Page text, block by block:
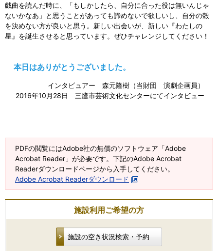
戯曲を読んだ時に、「もしかしたら、自分に合った役は無いんじゃ
ないかなあ」と思うことがあっても諦めないで欲しいし、自分の殻
を決めない方が良いと思う。新しい出会いが、新しい『わたしの
星』を誕生させると思っています。ぜひチャレンジしてください！
本日はありがとうございました。
インタビュアー 森元隆樹（当財団 演劇企画員）
2016年10月28日 三鷹市芸術文化センターにてインタビュー
PDFの閲覧にはAdobe社の無償のソフトウェア「Adobe
Acrobat Reader」が必要です。下記のAdobe Acrobat
Readerダウンロードページから入手してください。
Adobe Acrobat Readerダウンロード
施設利用ご希望の方
施設の空き状況検索・予約